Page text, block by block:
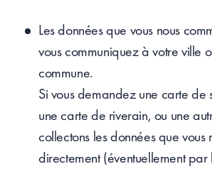
Les données que vous nous
vous communiquez à votre ville
commune.
Si vous demandez une carte de
une carte de riverain, ou une
collectons les données que vous
directement (éventuellement